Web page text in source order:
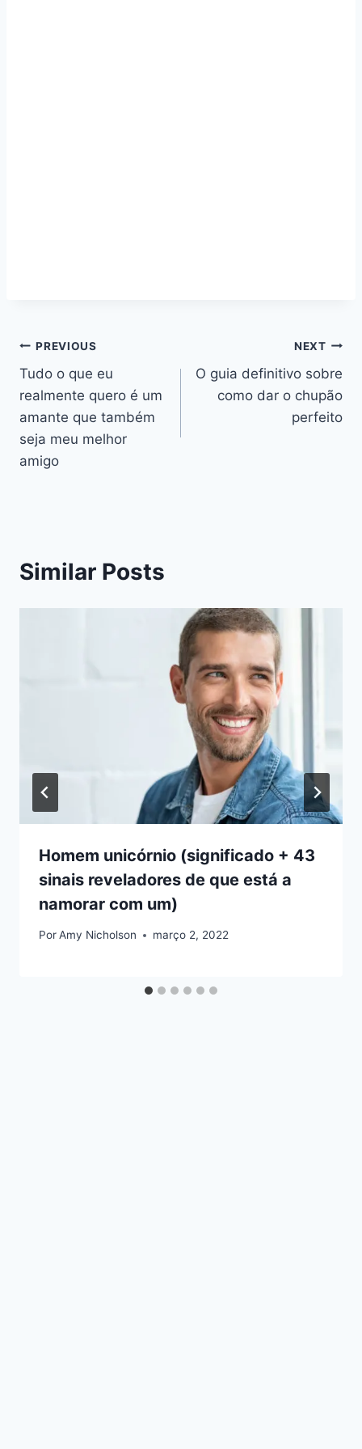
Navegação
de
artigos
PREVIOUS
Tudo o que eu
realmente quero é um
amante que também
seja meu melhor
amigo
NEXT
O guia definitivo sobre
como dar o chupão
perfeito
Similar Posts
Homem unicórnio (significado + 43
sinais reveladores de que está a
namorar com um)
PorAmy Nicholson março 2, 2022